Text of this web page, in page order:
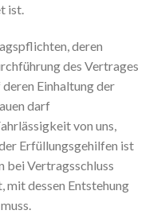
ist.
deren
des Vertrages
Einhaltung der
darf
von uns,
Erfüllungsgehilfen ist
bei Vertragsschluss
mit dessen Entstehung